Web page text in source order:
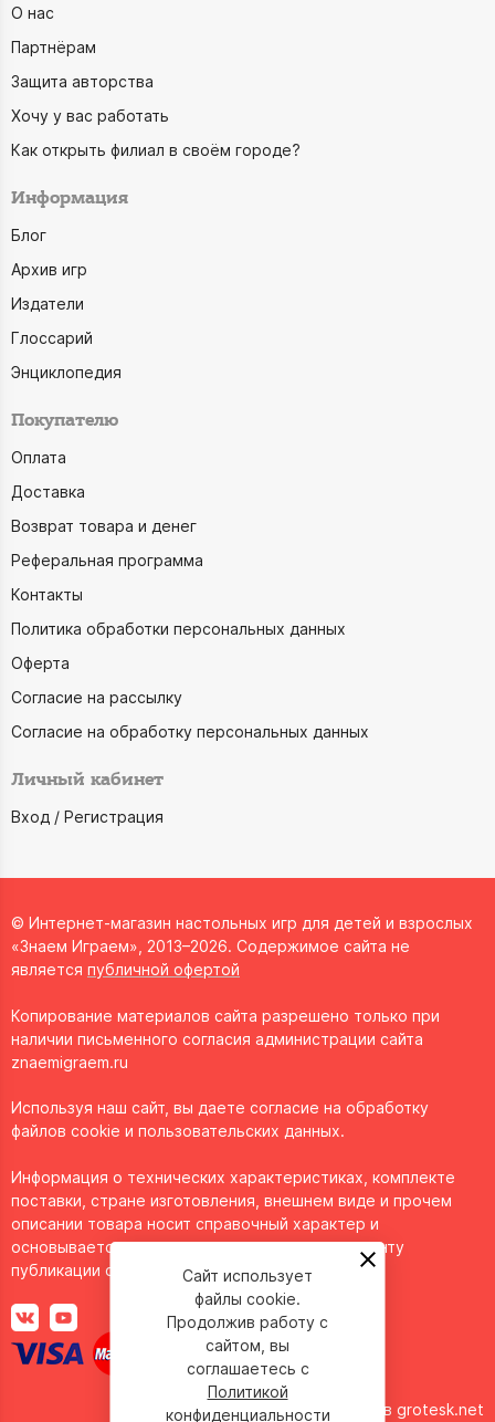
О нас
Партнёрам
Защита авторства
Хочу у вас работать
Как открыть филиал в своём городе?
Информация
Блог
Архив игр
Издатели
Глоссарий
Энциклопедия
Покупателю
Оплата
Доставка
Возврат товара и денег
Реферальная программа
Контакты
Политика обработки персональных данных
Оферта
Согласие на рассылку
Согласие на обработку персональных данных
Личный кабинет
Вход / Регистрация
© Интернет-магазин настольных игр для детей и взрослых
«Знаем Играем», 2013–2026. Содержимое сайта не
является публичной офертой
Копирование материалов сайта разрешено только при
наличии письменного согласия администрации сайта
znaemigraem.ru
Используя наш сайт, вы даете согласие на обработку
файлов cookie и пользовательских данных.
Информация о технических характеристиках, комплекте
поставки, стране изготовления, внешнем виде и прочем
описании товара носит справочный характер и
основывается на последних доступных к моменту
публикации сведениях.
Сделано в grotesk.net
Сайт использует
файлы cookie.
Продолжив работу с
сайтом, вы
соглашаетесь с
Политикой
конфиденциальности